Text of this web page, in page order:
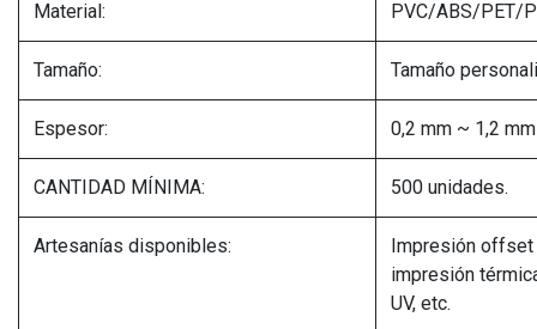
Material: PVC/ABS/PET/
Tamaño: Tamaño
Espesor: 0,2 mm ~ 1,2 mm
CANTIDAD MÍNIMA: 500 unidades.
Artesanías disponibles:
Impresión offset
impresión
UV, etc.